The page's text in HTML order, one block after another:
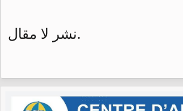
نشر لا مقال.